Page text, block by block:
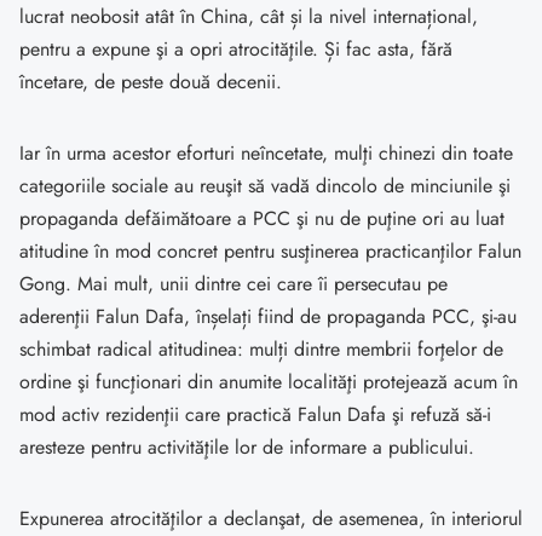
lucrat neobosit atât în China, cât și la nivel internațional,
pentru a expune şi a opri atrocităţile. Și fac asta, fără
încetare, de peste două decenii.
Iar în urma acestor eforturi neîncetate, mulţi chinezi din toate
categoriile sociale au reuşit să vadă dincolo de minciunile şi
propaganda defăimătoare a PCC şi nu de puţine ori au luat
atitudine în mod concret pentru susţinerea practicanţilor Falun
Gong. Mai mult, unii dintre cei care îi persecutau pe
aderenţii Falun Dafa, înșelați fiind de propaganda PCC, şi-au
schimbat radical atitudinea: mulți dintre membrii forţelor de
ordine şi funcţionari din anumite localităţi protejează acum în
mod activ rezidenţii care practică Falun Dafa şi refuză să-i
aresteze pentru activităţile lor de informare a publicului.
Expunerea atrocităţilor a declanşat, de asemenea, în interiorul